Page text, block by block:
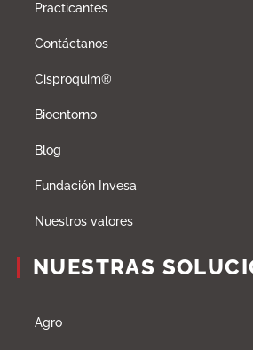
Practicantes
Contáctanos
Cisproquim®
Bioentorno
Blog
Fundación Invesa
Nuestros valores
NUESTRAS
Agro